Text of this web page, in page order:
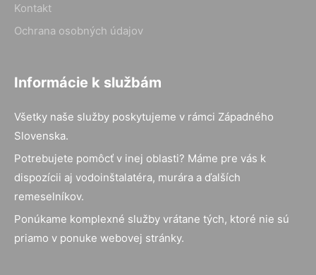
Kontakt
Ochrana osobných údajov
Informácie k službám
Všetky naše služby poskytujeme v rámci Západného
Slovenska.
Potrebujete pomôcť v inej oblasti? Máme pre vás k
dispozícii aj vodoinštalatéra, murára a ďalších
remeselníkov.
Ponúkame komplexné služby vrátane tých, ktoré nie sú
priamo v ponuke webovej stránky.